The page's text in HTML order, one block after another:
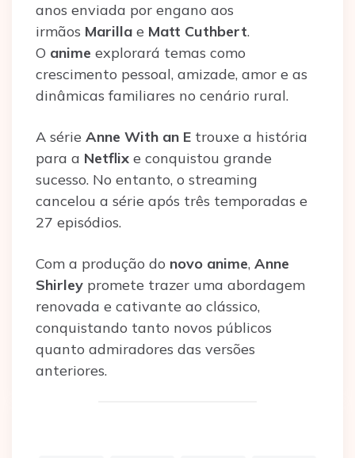
anos enviada por engano aos
irmãos Marilla e Matt Cuthbert.
O anime explorará temas como
crescimento pessoal, amizade, amor e as
dinâmicas familiares no cenário rural.
A série Anne With an E trouxe a história
para a Netflix e conquistou grande
sucesso. No entanto, o streaming
cancelou a série após três temporadas e
27 episódios.
Com a produção do novo anime, Anne
Shirley promete trazer uma abordagem
renovada e cativante ao clássico,
conquistando tanto novos públicos
quanto admiradores das versões
anteriores.